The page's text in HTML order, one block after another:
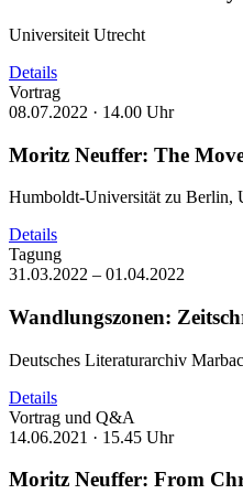
Universiteit Utrecht
Details
Vortrag
08.07.2022 · 14.00 Uhr
Moritz Neuffer: The
Humboldt-Universität zu Berlin,
Details
Tagung
31.03.2022 – 01.04.2022
Wandlungszonen:
Deutsches Literaturarchiv
Details
Vortrag und Q&A
14.06.2021 · 15.45 Uhr
Moritz Neuffer: From